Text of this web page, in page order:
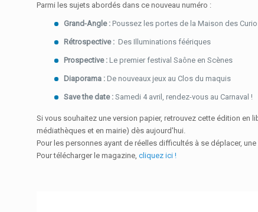
Parmi les sujets abordés dans ce nouveau numéro :
Grand-Angle : Poussez les portes de la Maison des
Rétrospective : Des Illuminations féériques
Prospective : Le premier festival Saône en Scènes
Diaporama : De nouveaux jeux au Clos du maquis
Save the date : Samedi 4 avril, rendez-vous au Carnaval !
Si vous souhaitez une version papier, retrouvez cette édition en
médiathèques et en mairie) dès aujourd'hui.
Pour les personnes ayant de réelles difficultés à se déplacer,
Pour télécharger le magazine, cliquez ici !